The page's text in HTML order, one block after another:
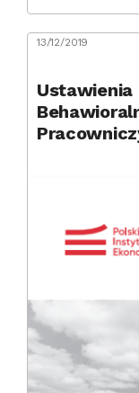
13/12/2019
Ustawienia